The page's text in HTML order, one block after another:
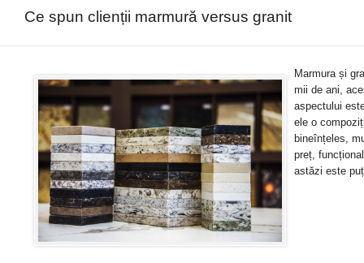
Ce spun clienții marmură versus granit
Marmura și
mii de ani,
aspectului
ele o
bineînțeles,
preț,
astăzi este